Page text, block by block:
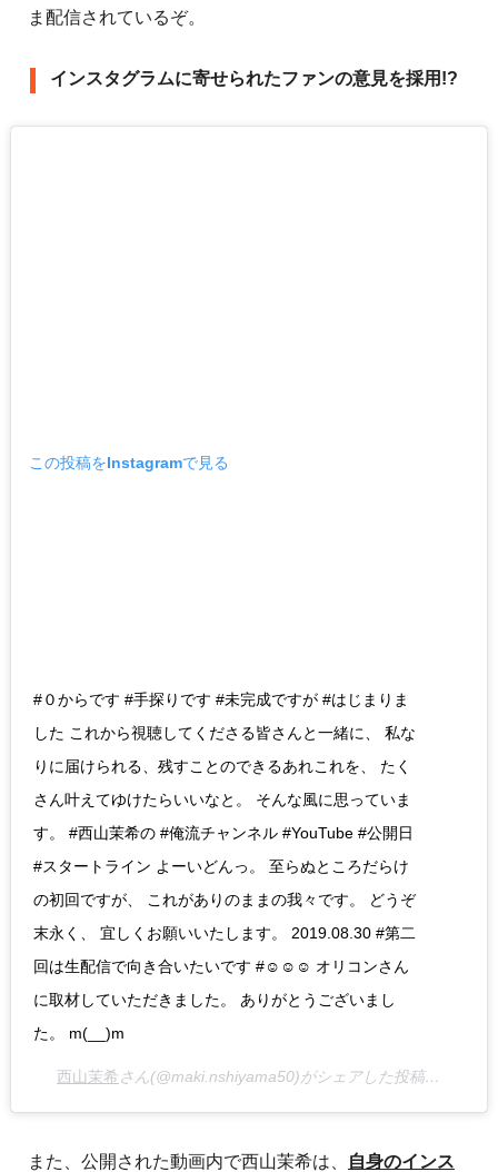
ま配信されているぞ。
インスタグラムに寄せられたファンの意見を採用!?
この投稿をInstagramで見る
#０からです #手探りです #未完成ですが #はじまりま
した これから視聴してくださる皆さんと一緒に、 私な
りに届けられる、残すことのできるあれこれを、 たく
さん叶えてゆけたらいいなと。 そんな風に思っていま
す。 #西山茉希の #俺流チャンネル #YouTube #公開日
#スタートライン よーいどんっ。 至らぬところだらけ
の初回ですが、 これがありのままの我々です。 どうぞ
末永く、 宜しくお願いいたします。 2019.08.30 #第二
回は生配信で向き合いたいです #☺️☺️☺️ オリコンさん
に取材していただきました。 ありがとうございまし
た。 m(__)m
西山茉希さん(@maki.nshiyama50)がシェアした投稿 –
また、公開された動画内で西山茉希は、
自身のインス